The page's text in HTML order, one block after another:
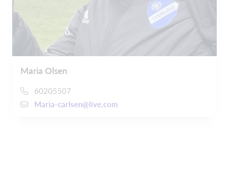
Maria Olsen
60205507
Maria-carlsen@live.com